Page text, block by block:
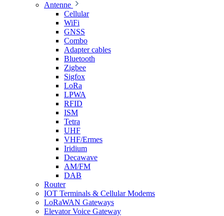
Antenne
Cellular
WiFi
GNSS
Combo
Adapter cables
Bluetooth
Zigbee
Sigfox
LoRa
LPWA
RFID
ISM
Tetra
UHF
VHF/Ermes
Iridium
Decawave
AM/FM
DAB
Router
IOT Terminals & Cellular Modems
LoRaWAN Gateways
Elevator Voice Gateway